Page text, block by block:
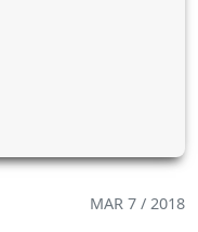
MAR 7 / 2018